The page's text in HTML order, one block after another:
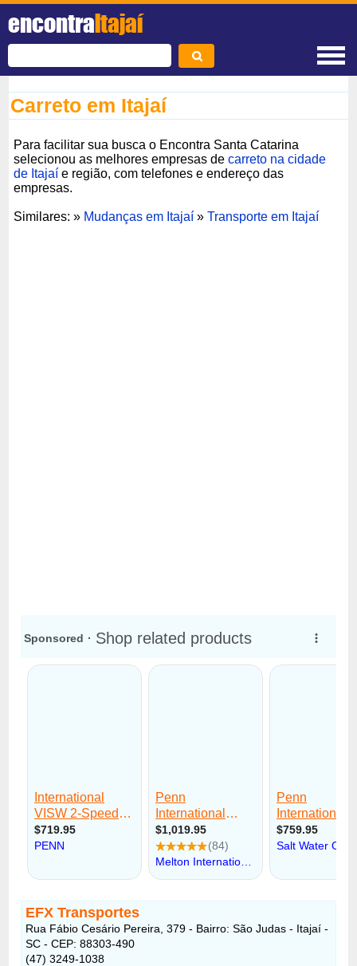
encontraItajaí
Carreto em Itajaí
Para facilitar sua busca o Encontra Santa Catarina
selecionou as melhores empresas decarreto na cidade
de Itajaí e região, com telefones e endereço das
empresas.
Similares: » Mudanças em Itajaí »Transporte em Itajaí
EFX Transportes
Rua Fábio Cesário Pereira, 379 - Bairro: São Judas - Itajaí -
SC - CEP: 88303-490
(47) 3249-1038